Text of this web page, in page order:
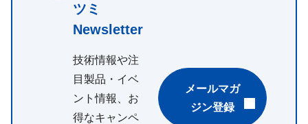
ツミ
Newsletter
技術情報や注
目製品・イベ
ント情報、お
得なキャンペ
メールマガ
ジン登録